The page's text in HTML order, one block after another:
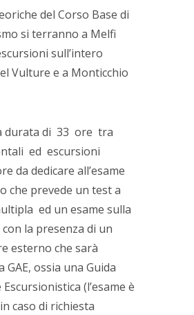
del Corso Base di
si terranno a Melfi
sull’intero
Vulture e a Monticchio
durata di 33 ore tra
ed escursioni
da dedicare all’esame
che prevede un test a
ed un esame sulla
la presenza di un
esterno che sarà
GAE, ossia una Guida
(l’esame è
caso di richiesta